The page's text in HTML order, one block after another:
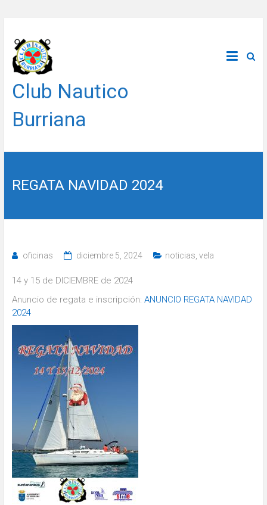
contenido
Club Nautico
Burriana
REGATA NAVIDAD 2024
oficinas diciembre 5, 2024 noticias vela
14 y 15 de DICIEMBRE de 2024
Anuncio de regata e inscripción: ANUNCIO REGATA NAVIDAD
2024